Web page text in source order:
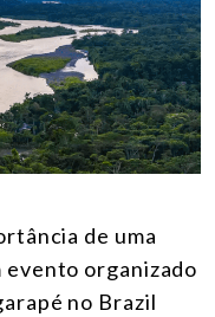
de uma
organizado
no Brazil